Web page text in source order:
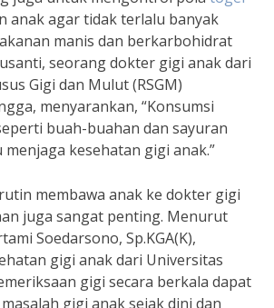
anak agar tidak terlalu banyak
manis dan berkarbohidrat
seorang dokter gigi anak dari
Gigi dan Mulut (RSGM)
menyarankan, “Konsumsi
buah-buahan dan sayuran
kesehatan gigi anak.”
membawa anak ke dokter gigi
juga sangat penting. Menurut
Soedarsono, Sp.KGA(K),
gigi anak dari Universitas
gigi secara berkala dapat
gigi anak sejak dini dan